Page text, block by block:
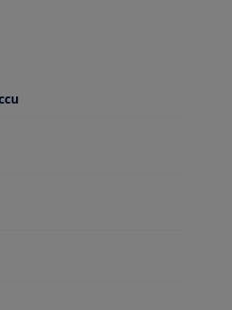
Formaat
Gewicht
voor Multiroom
voor Spraakassistent